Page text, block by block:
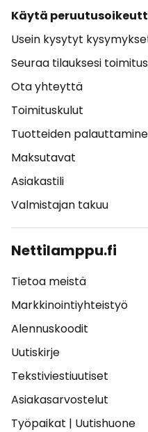
Käytä
Usein kysytyt
Seuraa tilauksesi
Ota yhteyttä
Toimituskulut
Tuotteiden
Maksutavat
Asiakastili
Valmistajan takuu
Nettilamppu.fi
Tietoa meistä
Markkinointiyhteistyö
Alennuskoodit
Uutiskirje
Tekstiviestiuutiset
Asiakasarvostelut
Työpaikat | Uutishuone